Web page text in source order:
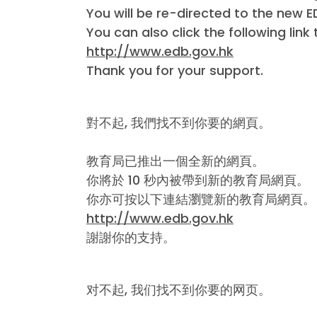
You will be re-directed to the new
You can also click the following link
http://www.edb.gov.hk
Thank you for your support.
對不起, 我們找不到你要的網頁。
教育局已推出一個全新的網頁。
你將於 10 秒內被帶到新的教育局網頁。
你亦可按以下連結瀏覽新的教育局網頁。
http://www.edb.gov.hk
謝謝你的支持。
对不起, 我们找不到你要的网页。